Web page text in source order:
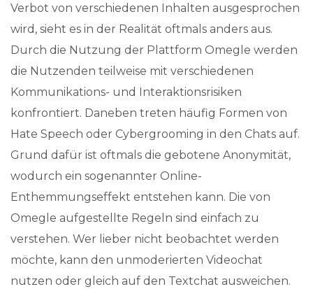
Verbot von verschiedenen Inhalten ausgesprochen
wird, sieht es in der Realität oftmals anders aus.
Durch die Nutzung der Plattform Omegle werden
die Nutzenden teilweise mit verschiedenen
Kommunikations- und Interaktionsrisiken
konfrontiert. Daneben treten häufig Formen von
Hate Speech oder Cybergrooming in den Chats auf.
Grund dafür ist oftmals die gebotene Anonymität,
wodurch ein sogenannter Online-
Enthemmungseffekt entstehen kann. Die von
Omegle aufgestellte Regeln sind einfach zu
verstehen. Wer lieber nicht beobachtet werden
möchte, kann den unmoderierten Videochat
nutzen oder gleich auf den Textchat ausweichen.